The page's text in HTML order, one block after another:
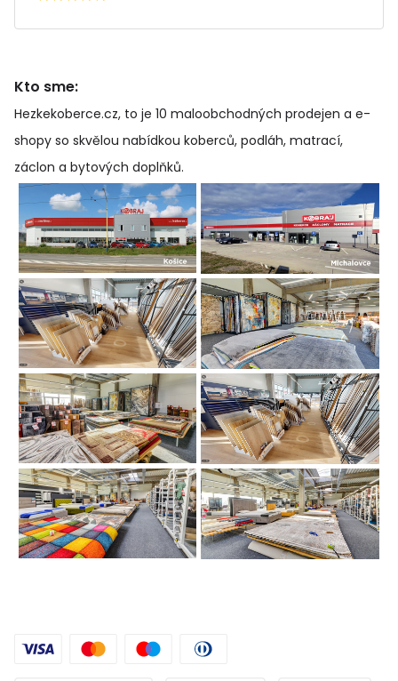
Kto sme:
Hezkekoberce.cz, to je 10 maloobchodných prodejen a e-
shopy so skvělou nabídkou koberců, podláh, matrací,
záclon a bytových doplňků.